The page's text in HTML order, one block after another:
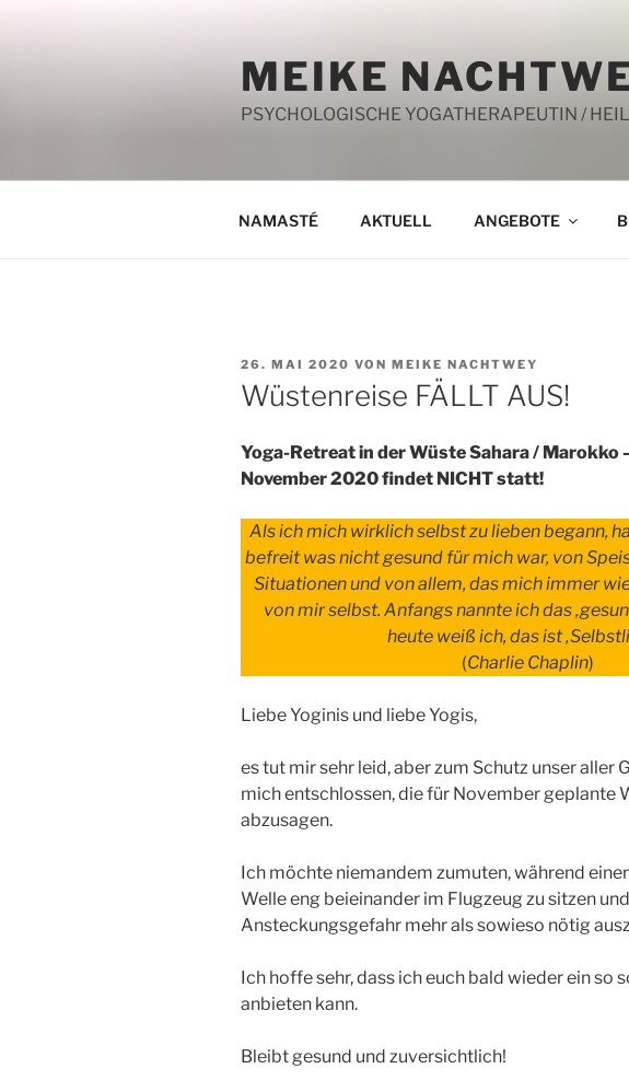
MEIKE
PSYCHOLOGISCHE YOGATHERAPEUTIN /
NAMASTÉ AKTUELL ANGEBOTE
VERÖFFENTLICHT
AM
26. MAI 2020 VON MEIKE NACHTWEY
Wüstenreise FÄLLT AUS!
Yoga-Retreat in der Wüste Sahara / Marokko
November 2020 findet NICHT statt!
Als ich mich wirklich selbst zu lieben begann,
befreit was nicht gesund für mich war, von
Situationen und von allem, das mich immer
von mir selbst. Anfangs nannte ich das
heute weiß ich, das ist
(Charlie Chaplin)
Liebe Yoginis und liebe Yogis,
es tut mir sehr leid, aber zum Schutz unser aller
mich entschlossen, die für November geplante
abzusagen.
Ich möchte niemandem zumuten, während
Welle eng beieinander im Flugzeug zu sitzen
Ansteckungsgefahr mehr als sowieso nötig
Ich hoffe sehr, dass ich euch bald wieder ein so
anbieten kann.
Bleibt gesund und zuversichtlich!